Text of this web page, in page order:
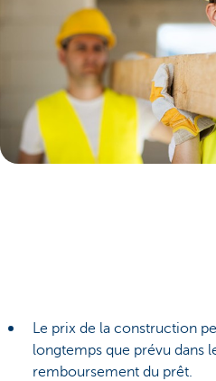
Le prix de la construction
longtemps que prévu dans
remboursement du prêt.